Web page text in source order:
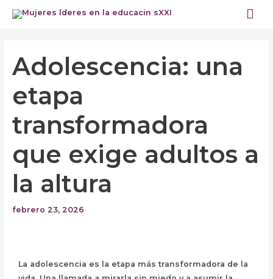
Adolescencia: una
etapa
transformadora
que exige adultos a
la altura
febrero 23, 2026
La adolescencia es la etapa más transformadora de la
entradas